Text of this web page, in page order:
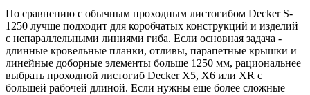
По сравнению с обычным проходным листогибом Decker S-
1250 лучше подходит для коробчатых конструкций и изделий
с непараллельными линиями гиба. Если основная задача -
длинные кровельные планки, отливы, парапетные крышки и
линейные доборные элементы больше 1250 мм, рациональнее
выбрать проходной листогиб Decker X5, X6 или XR с
большей рабочей длиной. Если нужны еще более сложные